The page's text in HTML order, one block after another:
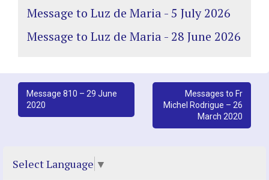
Message to Luz de Maria - 5 July 2026
Message to Luz de Maria - 28 June 2026
Post
navigation
Message 810 – 29 June
2020
Messages to Fr
Michel Rodrigue – 26
March 2020
Select Language ▼